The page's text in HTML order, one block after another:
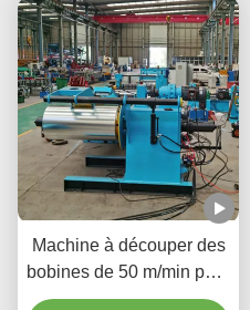
Machine à découper des
bobines de 50 m/min pour
la production de